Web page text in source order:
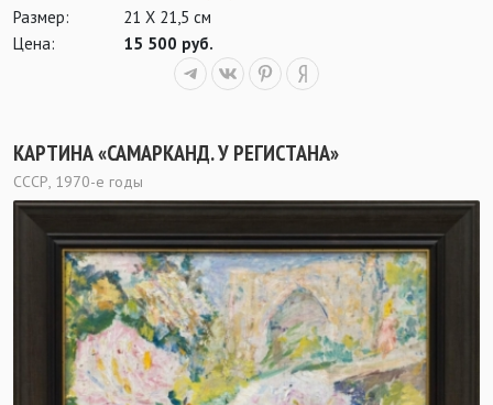
Размер:
21 Х 21,5 см
Цена:
15 500 руб.
КАРТИНА «САМАРКАНД. У РЕГИСТАНА»
СССР, 1970-е годы